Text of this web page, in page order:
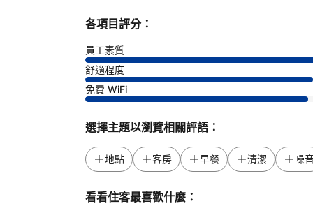
各項目評分：
員工素質
舒適程度
免費 WiFi
選擇主題以瀏覽相關評語：
地點 客房 早餐 清潔 噪
看看住客最喜歡什麼：